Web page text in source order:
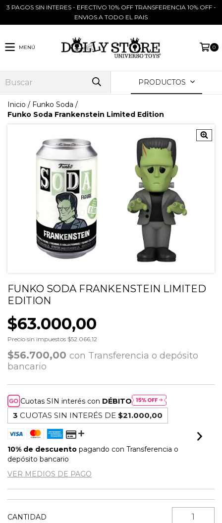
3 PAGOS SIN INTERES - EFECTIVO 10% OFF TRANSFERENCIA 10% OFF -
ENVIOS A TODO EL PAIS
MENÚ 0
PRODUCTOS
Inicio / Funko Soda /
Funko Soda Frankenstein Limited Edition
FUNKO SODA FRANKENSTEIN LIMITED
EDITION
$63.000,00
Precio sin impuestos $52.066,12
$56.700,00 con Transferencia o depósito
bancario
Cuotas SIN interés con DÉBITO
3 CUOTAS SIN INTERÉS DE $21.000,00
10% de descuento pagando con Transferencia o
depósito bancario
VER MEDIOS DE PAGO
CANTIDAD